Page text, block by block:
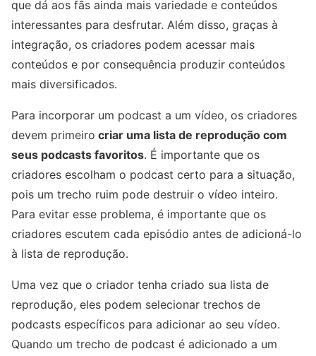
que dá aos fãs ainda mais variedade e conteúdos
interessantes para desfrutar. Além disso, graças à
integração, os criadores podem acessar mais
conteúdos e por consequência produzir conteúdos
mais diversificados.
Para incorporar um podcast a um vídeo, os criadores
devem primeiro criar uma lista de reprodução com
seus podcasts favoritos. É importante que os
criadores escolham o podcast certo para a situação,
pois um trecho ruim pode destruir o vídeo inteiro.
Para evitar esse problema, é importante que os
criadores escutem cada episódio antes de adicioná-lo
à lista de reprodução.
Uma vez que o criador tenha criado sua lista de
reprodução, eles podem selecionar trechos de
podcasts específicos para adicionar ao seu vídeo.
Quando um trecho de podcast é adicionado a um